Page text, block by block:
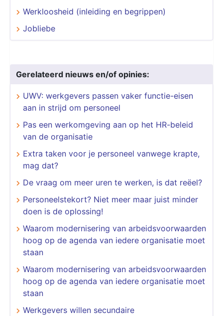
Werkloosheid (inleiding en begrippen)
Jobliebe
Gerelateerd nieuws en/of opinies:
UWV: werkgevers passen vaker functie-eisen
aan in strijd om personeel
Pas een werkomgeving aan op het HR-beleid
van de organisatie
Extra taken voor je personeel vanwege krapte,
mag dat?
De vraag om meer uren te werken, is dat reëel?
Personeelstekort? Niet meer maar juist minder
doen is de oplossing!
Waarom modernisering van arbeidsvoorwaarden
hoog op de agenda van iedere organisatie moet
staan
Waarom modernisering van arbeidsvoorwaarden
hoog op de agenda van iedere organisatie moet
staan
Werkgevers willen secundaire